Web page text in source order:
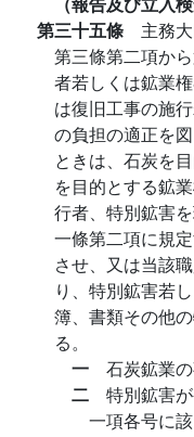
第三十五條 主務
第三條第二項か
者若しくは鉱業
は復旧工事の施
の負担の適正を
ときは、石炭を
を目的とする鉱
行者、特別鉱害
一條第二項に規
させ、又は当該
り、特別鉱害若
簿、書類その他
る。
一 石炭鉱業
二 特別鉱害
一項各号に